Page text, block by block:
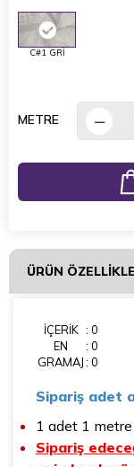
C#1 GRİ
METRE
ÜRÜN
İÇERİK : 0
EN
: 0
GRAMAJ: 0
Sipariş adet
1 adet 1
Sipariş